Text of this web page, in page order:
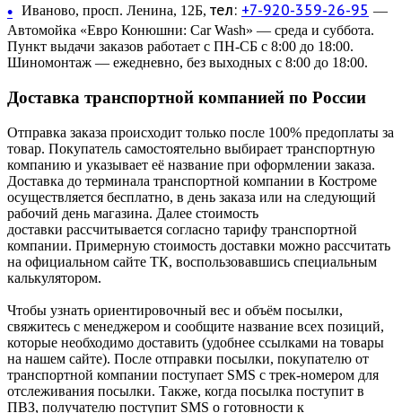
• Иваново, просп. Ленина, 12Б, тел: +7-920-359-26-95 —
Автомойка «Евро Конюшни: Car Wash» — среда и суббота.
Пункт выдачи заказов работает с ПН-СБ с 8:00 до 18:00.
Шиномонтаж — ежедневно, без выходных с 8:00 до 18:00.
Доставка транспортной компанией по России
Отправка заказа происходит только после 100% предоплаты за
товар. Покупатель самостоятельно выбирает транспортную
компанию и указывает её название при оформлении заказа.
Доставка до терминала транспортной компании в Костроме
осуществляется бесплатно, в день заказа или на следующий
рабочий день магазина. Далее стоимость
доставки рассчитывается согласно тарифу транспортной
компании. Примерную стоимость доставки можно рассчитать
на официальном сайте ТК, воспользовавшись специальным
калькулятором.
Чтобы узнать ориентировочный вес и объём посылки,
свяжитесь с менеджером и сообщите название всех позиций,
которые необходимо доставить (удобнее ссылками на товары
на нашем сайте). После отправки посылки, покупателю от
транспортной компании поступает SMS с трек-номером для
отслеживания посылки. Также, когда посылка поступит в
ПВЗ, получателю поступит SMS о готовности к